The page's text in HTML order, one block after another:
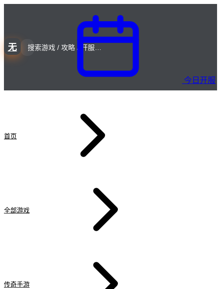
无
今日开服
首页
全部游戏
传奇手游